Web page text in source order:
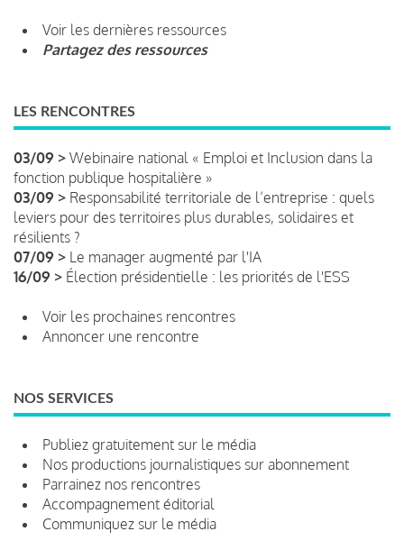
Voir les dernières ressources
Partagez des ressources
LES RENCONTRES
03/09 > Webinaire national « Emploi et Inclusion dans la
fonction publique hospitalière »
03/09 > Responsabilité territoriale de l’entreprise : quels
leviers pour des territoires plus durables, solidaires et
résilients ?
07/09 > Le manager augmenté par l'IA
16/09 > Élection présidentielle : les priorités de l'ESS
Voir les prochaines rencontres
Annoncer une rencontre
NOS SERVICES
Publiez gratuitement sur le média
Nos productions journalistiques sur abonnement
Parrainez nos rencontres
Accompagnement éditorial
Communiquez sur le média